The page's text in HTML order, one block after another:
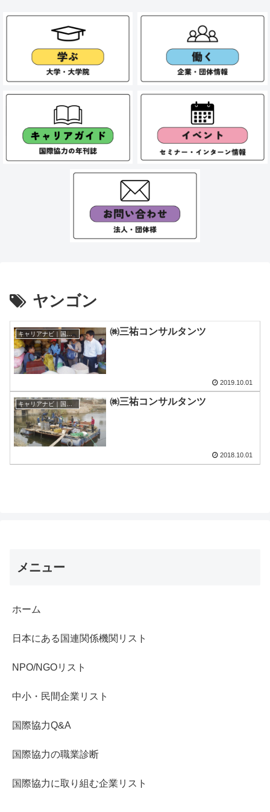
ヤンゴン
キャリアナビ｜国際協力に携わる企業・団体の情報 ㈱三祐コンサルタンツ
2019.10.01
キャリアナビ｜国際協力に携わる企業・団体の情報 ㈱三祐コンサルタンツ
2018.10.01
メニュー
ホーム
日本にある国連関係機関リスト
NPO/NGOリスト
中小・民間企業リスト
国際協力Q&A
国際協力の職業診断
国際協力に取り組む企業リスト